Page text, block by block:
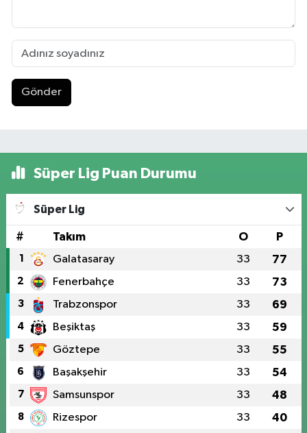
Gönder
Süper Lig Puan Durumu
Süper Lig
# Takım O P
1 Galatasaray 33 77
2 Fenerbahçe 33 73
3 Trabzonspor 33 69
4 Beşiktaş 33 59
5 Göztepe 33 55
6 Başakşehir 33 54
7 Samsunspor 33 48
8 Rizespor 33 40